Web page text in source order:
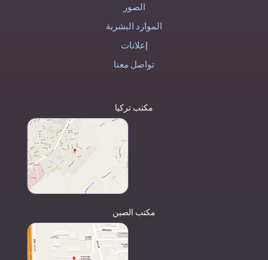
الصور
الموارد البشرية
إعلانات
تواصل معنا
مكتب تركيا
مكتب الصين